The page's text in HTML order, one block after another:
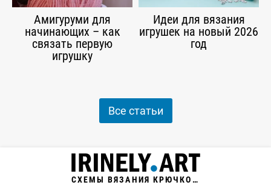
Амигуруми для
начинающих – как
связать первую
игрушку
Идеи для вязания
игрушек на новый 2026
год
Все статьи
СХЕМЫ ВЯЗАНИЯ КРЮЧКОМ